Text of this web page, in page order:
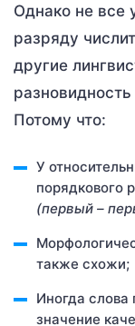
Однако не все
разряду
другие
Потому что:
У
порядкового
(первый –
также схожи;
Иногда слова
значение